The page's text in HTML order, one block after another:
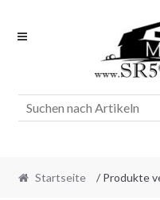
Skip
Skip
Startseite / Produkte